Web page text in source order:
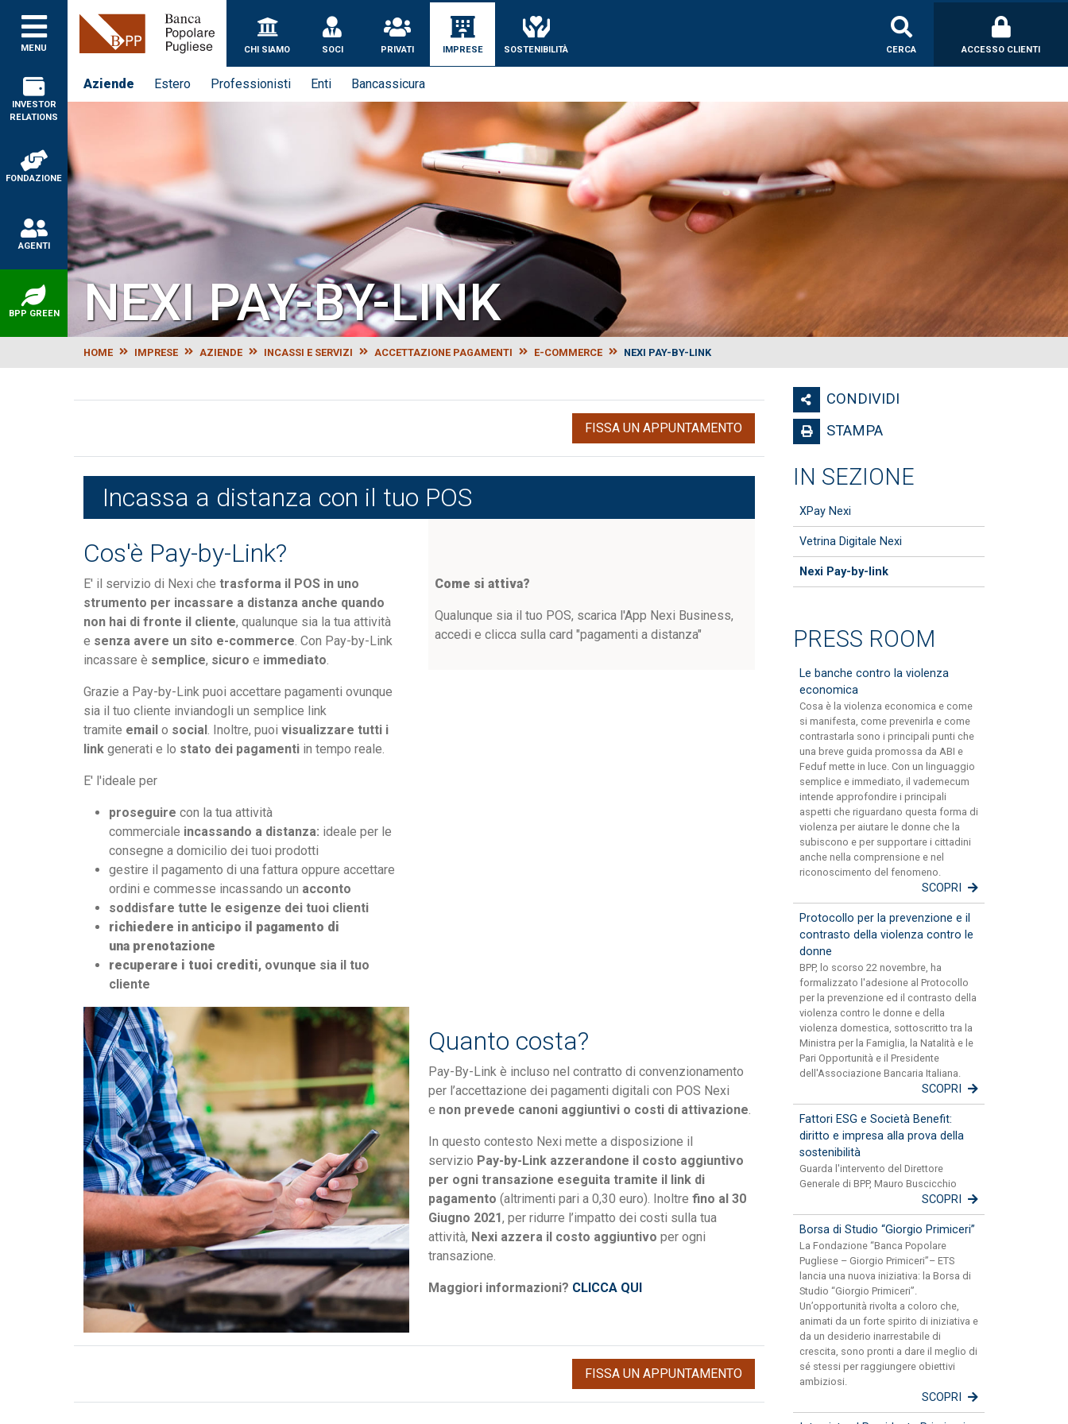
MENU
Banca Popolare Pugliese
CHI SIAMO SOCI PRIVATI IMPRESE SOSTENIBILITÀ
Aziende Estero Professionisti Enti Bancassicura
INVESTOR
RELATIONS
FONDAZIONE
AGENTI
BPP GREEN
CERCA ACCESSO CLIENTI
NEXI PAY-BY-LINK
HOME IMPRESE AZIENDE INCASSI E SERVIZI ACCETTAZIONE PAGAMENTI E-COMMERCE NEXI PAY-BY-LINK
FISSA UN APPUNTAMENTO
Incassa a distanza con il tuo POS
Cos'è Pay-by-Link?
E' il servizio di Nexi che trasforma il POS in uno
strumento per incassare a distanza anche quando
non hai di fronte il cliente, qualunque sia la tua attività
e senza avere un sito e-commerce. Con Pay-by-Link
incassare è semplice, sicuro e immediato.
Grazie a Pay-by-Link puoi accettare pagamenti ovunque
sia il tuo cliente inviandogli un semplice link
tramite email o social. Inoltre, puoi visualizzare tutti i
link generati e lo stato dei pagamenti in tempo reale.
E' l'ideale per
proseguire con la tua attività
commerciale incassando a distanza: ideale per le
consegne a domicilio dei tuoi prodotti
gestire il pagamento di una fattura oppure accettare
ordini e commesse incassando un acconto
soddisfare tutte le esigenze dei tuoi clienti
richiedere in anticipo il pagamento di
una prenotazione
recuperare i tuoi crediti, ovunque sia il tuo
cliente
Come si attiva?
Qualunque sia il tuo POS, scarica l'App Nexi Business,
accedi e clicca sulla card "pagamenti a distanza"
Quanto costa?
Pay-By-Link è incluso nel contratto di convenzionamento
per l’accettazione dei pagamenti digitali con POS Nexi
e non prevede canoni aggiuntivi o costi di attivazione.
In questo contesto Nexi mette a disposizione il
servizio Pay-by-Link azzerandone il costo aggiuntivo
per ogni transazione eseguita tramite il link di
pagamento (altrimenti pari a 0,30 euro). Inoltrefino al 30
Giugno 2021, per ridurre l’impatto dei costi sulla tua
attività, Nexi azzera il costo aggiuntivo per ogni
transazione.
Maggiori informazioni? CLICCA QUI
FISSA UN APPUNTAMENTO
CONDIVIDI
STAMPA
IN SEZIONE
XPay Nexi
Vetrina Digitale Nexi
Nexi Pay-by-link
PRESS ROOM
Le banche contro la violenza
economica
Cosa è la violenza economica e come
si manifesta, come prevenirla e come
contrastarla sono i principali punti che
una breve guida promossa da ABI e
Feduf mette in luce. Con un linguaggio
semplice e immediato, il vademecum
intende approfondire i principali
aspetti che riguardano questa forma di
violenza per aiutare le donne che la
subiscono e per supportare i cittadini
anche nella comprensione e nel
riconoscimento del fenomeno.
SCOPRI
Protocollo per la prevenzione e il
contrasto della violenza contro le
donne
BPP, lo scorso 22 novembre, ha
formalizzato l'adesione al Protocollo
per la prevenzione ed il contrasto della
violenza contro le donne e della
violenza domestica, sottoscritto tra la
Ministra per la Famiglia, la Natalità e le
Pari Opportunità e il Presidente
dell'Associazione Bancaria Italiana.
SCOPRI
Fattori ESG e Società Benefit:
diritto e impresa alla prova della
sostenibilità
Guarda l'intervento del Direttore
Generale di BPP, Mauro Buscicchio
SCOPRI
Borsa di Studio “Giorgio Primiceri”
La Fondazione “Banca Popolare
Pugliese – Giorgio Primiceri”– ETS
lancia una nuova iniziativa: la Borsa di
Studio “Giorgio Primiceri”.
Un’opportunità rivolta a coloro che,
animati da un forte spirito di iniziativa e
da un desiderio inarrestabile di
crescita, sono pronti a dare il meglio di
sé stessi per raggiungere obiettivi
ambiziosi.
SCOPRI